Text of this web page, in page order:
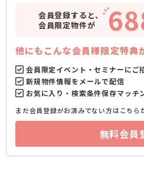
会員登録すると、
会員限定物件が
他にもこんな会員様限定特典
会員限定イベント・セミナーにご
新規物件情報をメールで配信
お気に入り・検索条件保存マッチ
まだ会員登録がお済みでない方はこちら
無料会員